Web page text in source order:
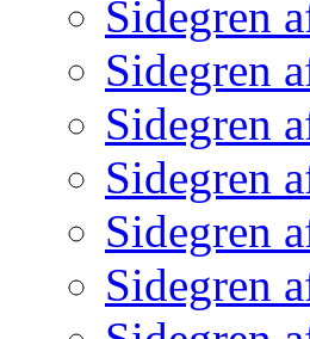
Sidegren
Sidegren
Sidegren
Sidegren
Sidegren
Sidegren